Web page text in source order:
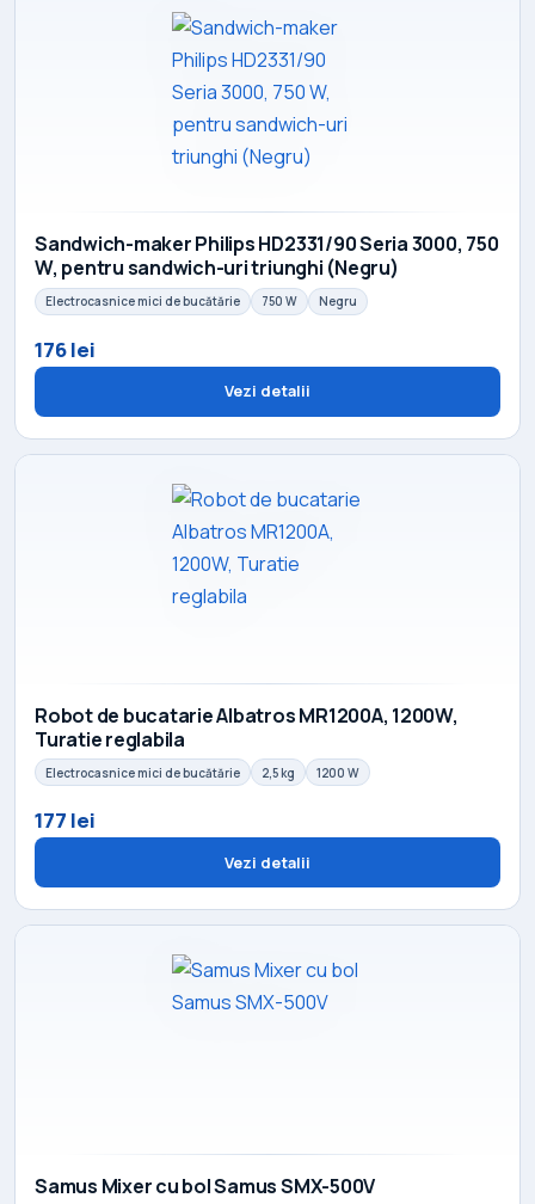
Sandwich-maker Philips HD2331/90 Seria 3000, 750
W, pentru sandwich-uri triunghi (Negru)
Electrocasnice mici de bucătărie 750 W Negru
176 lei
Vezi detalii
Robot de bucatarie Albatros MR1200A, 1200W,
Turatie reglabila
Electrocasnice mici de bucătărie 2,5 kg 1200 W
177 lei
Vezi detalii
Samus Mixer cu bol Samus SMX-500V